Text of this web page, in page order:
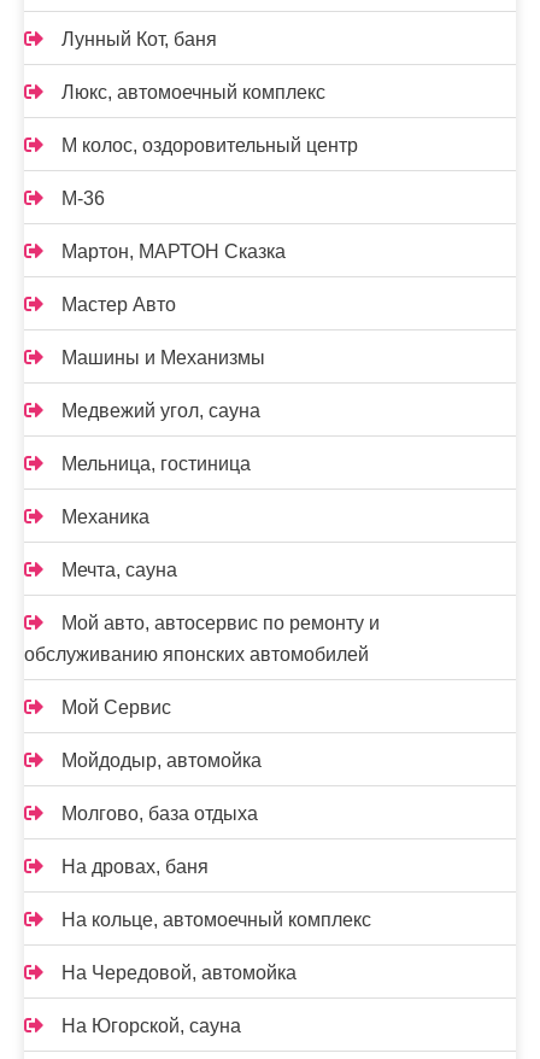
Лунный Кот, баня
Люкс, автомоечный комплекс
М колос, оздоровительный центр
М-36
Мартон, МАРТОН Сказка
Мастер Авто
Машины и Механизмы
Медвежий угол, сауна
Мельница, гостиница
Механика
Мечта, сауна
Мой авто, автосервис по ремонту и
обслуживанию японских автомобилей
Мой Сервис
Мойдодыр, автомойка
Молгово, база отдыха
На дровах, баня
На кольце, автомоечный комплекс
На Чередовой, автомойка
На Югорской, сауна